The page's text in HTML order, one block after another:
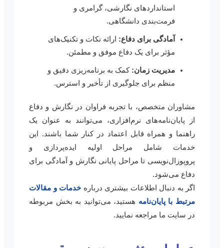
استانداردهای نگارشی، گرامری و
فرمت‌بندی دانشگاهی.
آمادگی برای دفاع:ارائه نکات و تکنیک‌های
مؤثر برای یک دفاع موفق و مطمئن.
مدیریت زمان: کمک به برنامه‌ریزی دقیق و
منظم برای جلوگیری از تأخیر و استرس.
مشاوران متخصص، با تجربه فراوان در نگارش و دفاع
از پایان‌نامه‌های نرم‌افزاری، می‌توانند به عنوان یک
راهنما و همراه قابل اعتماد در کنار شما باشند. این
خدمات شامل مراحل اولیه ایده‌پردازی و
پروپوزال‌نویسی تا مراحل پایانی نگارش و آمادگی برای
دفاع می‌شود.
اگر به دنبال اطلاعات بیشتری درباره خدمات و مقالات
مرتبط با پایان‌نامههستید، می‌توانید به بخش مربوطه
در سایت ما مراجعه نمایید.